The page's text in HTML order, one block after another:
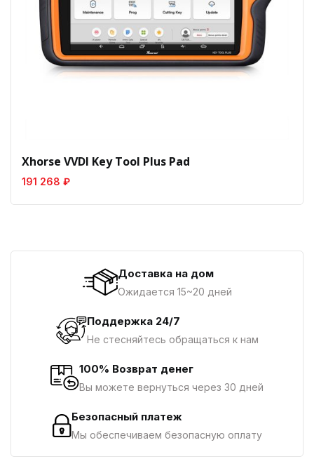
Xhorse VVDI Key Tool Plus Pad
191 268 ₽
Доставка на дом
Ожидается 15~20 дней
Поддержка 24/7
Не стесняйтесь обращаться к нам
100% Возврат денег
Вы можете вернуться через 30 дней
Безопасный платеж
Мы обеспечиваем безопасную оплату